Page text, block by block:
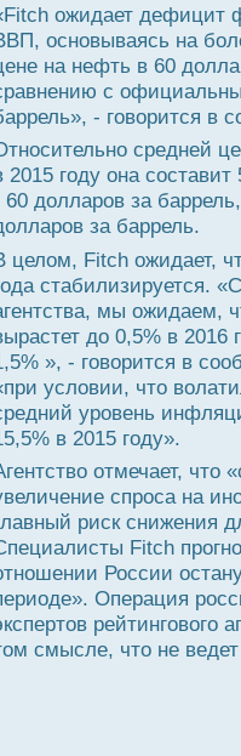
ожидает дефицит
основываясь на
на нефть в 60
с
- говорится в
средней
2015 году она
60 долларов за
за баррель.
целом, Fitch ожидает,
стабилизируется.
мы ожидаем,
до 0,5% в 2016
», - говорится в
условии, что
уровень
в 2015 году».
отмечает,
спроса на
риск снижения
Fitch
России
Операция
рейтингового
смысле, что не